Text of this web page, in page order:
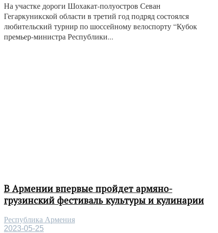
На участке дороги Шохакат-полуостров Севан
Гегаркуникской области в третий год подряд состоялся
любительский турнир по шоссейному велоспорту “Кубок
премьер-министра Республики...
В Армении впервые пройдет армяно-
грузинский фестиваль культуры и кулинарии
Республика Армения
2023-05-25